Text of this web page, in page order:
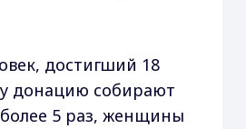
достигший 18
донацию собирают
5 раз, женщины